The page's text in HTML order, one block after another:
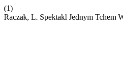
(1)
Raczak, L. Spektakl Jednym Tchem